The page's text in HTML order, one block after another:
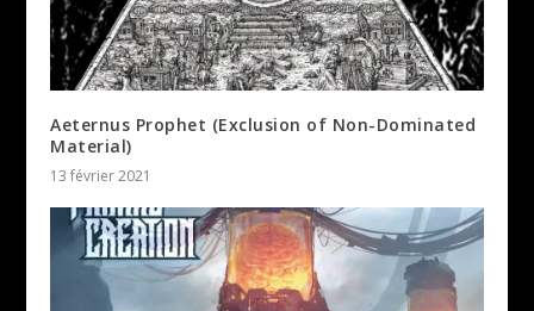
Aeternus Prophet (Exclusion of Non-Dominated
Material)
13 février 2021